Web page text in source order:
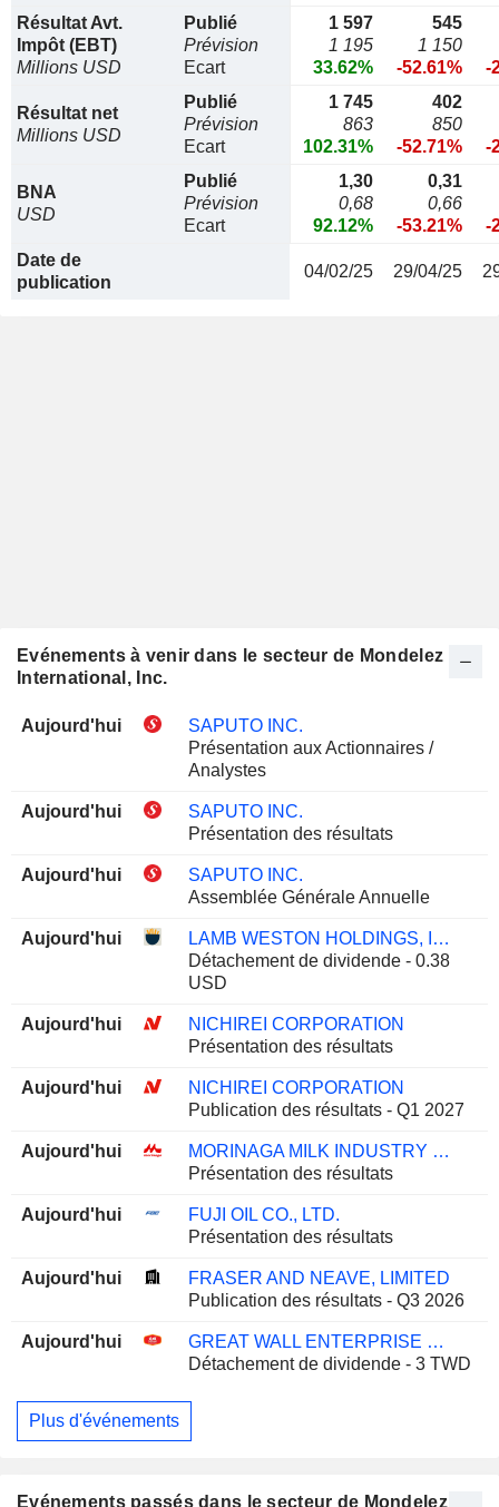
Résultat Avt.
Impôt (EBT)
Millions USD
Publié
Prévision
Ecart
1 597
1 195
33.62%
545
1 150
-52.61%
-
Résultat net
Millions USD
Publié
Prévision
Ecart
1 745
863
102.31%
402
850
-52.71%
-
BNA
USD
Publié
Prévision
Ecart
1,30
0,68
92.12%
0,31
0,66
-53.21%
-
Date de
publication
04/02/25 29/04/25
Evénements à venir dans le secteur de Mondelez
International, Inc.
Aujourd'hui
SAPUTO INC.
Présentation aux Actionnaires /
Analystes
Aujourd'hui
SAPUTO INC.
Présentation des résultats
Aujourd'hui
SAPUTO INC.
Assemblée Générale Annuelle
Aujourd'hui
LAMB WESTON HOLDINGS, INC.
Détachement de dividende - 0.38
USD
Aujourd'hui
NICHIREI CORPORATION
Présentation des résultats
Aujourd'hui
NICHIREI CORPORATION
Publication des résultats - Q1 2027
Aujourd'hui
MORINAGA MILK INDUSTRY CO., LTD.
Présentation des résultats
Aujourd'hui
FUJI OIL CO., LTD.
Présentation des résultats
Aujourd'hui
FRASER AND NEAVE, LIMITED
Publication des résultats - Q3 2026
Aujourd'hui
GREAT WALL ENTERPRISE CO., LTD.
Détachement de dividende - 3 TWD
Plus d'événements
Evénements passés dans le secteur de Mondelez